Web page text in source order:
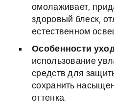
омолаживает,
здоровый блеск,
естественном
Особенности
использование
средств для
сохранить
оттенка.